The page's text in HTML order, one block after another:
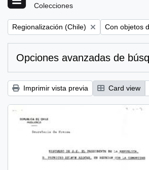
Colecciones
Remove filter:
Regionalización (Chile) Remove filter:
Con objetos
Opciones avanzadas de
Imprimir vista previa Card view